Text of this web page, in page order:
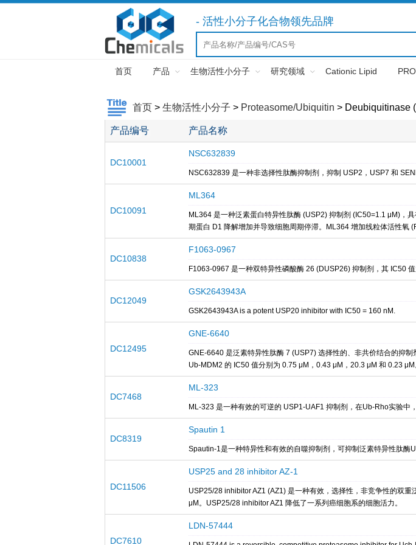
- 活性小分子化合物领先品牌
首页 产品 生物活性小分子 研究领域 Cationic Lipid
首页 > 生物活性小分子 > Proteasome/Ubiquitin > Deubiquitinase
产品编号 产品名称
DC10001
NSC632839
NSC632839 是一种非选择性肽酶抑制剂，抑制 USP2，USP7 和
DC10091
ML364
ML364 是一种泛素蛋白特异性肽酶 (USP2) 抑制剂 (IC50=1.1 μM)，
期蛋白 D1 降解增加并导致细胞周期停滞。ML364 增加线粒体活性氧
DC10838
F1063-0967
F1063-0967 是一种双特异性磷酸酶 26 (DUSP26) 抑制剂，其 IC50 值
DC12049
GSK2643943A
GSK2643943A is a potent USP20 inhibitor with IC50 = 160 nM.
DC12495
GNE-6640
GNE-6640 是泛素特异性肽酶 7 (USP7) 选择性的、非共价结合的抑
Ub-MDM2 的 IC50 值分别为 0.75 μM，0.43 μM，20.3 μM 和 0.23 μM
DC7468
ML-323
ML-323 是一种有效的可逆的 USP1-UAF1 抑制剂，在Ub-Rho实验中
DC8319
Spautin 1
Spautin-1是一种特异性和有效的自噬抑制剂，可抑制泛素特异性肽酶
DC11506
USP25 and 28 inhibitor AZ-1
USP25/28 inhibitor AZ1 (AZ1) 是一种有效，选择性，非竞争性的双
μM。USP25/28 inhibitor AZ1 降低了一系列癌细胞系的细胞活力。
DC7610
LDN-57444